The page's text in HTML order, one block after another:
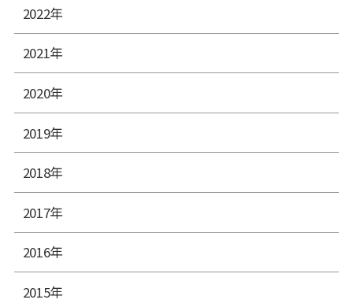
2022年
2021年
2020年
2019年
2018年
2017年
2016年
2015年